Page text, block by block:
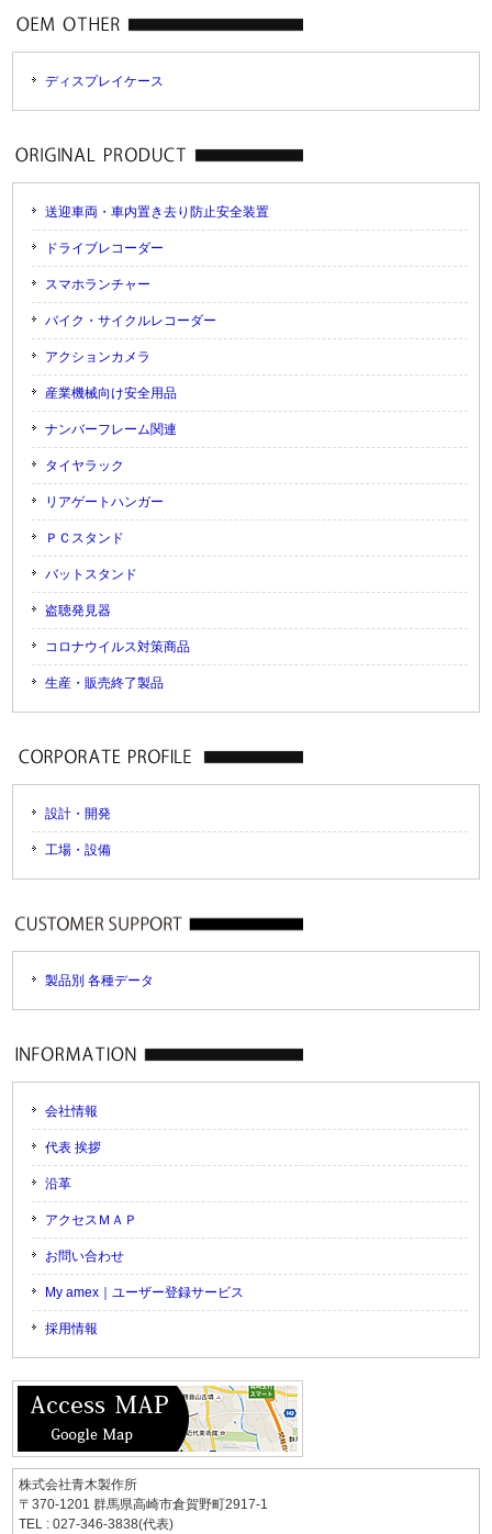
ディスプレイケース
送迎車両・車内置き去り防止安全装置
ドライブレコーダー
スマホランチャー
バイク・サイクルレコーダー
アクションカメラ
産業機械向け安全用品
ナンバーフレーム関連
タイヤラック
リアゲートハンガー
ＰＣスタンド
バットスタンド
盗聴発見器
コロナウイルス対策商品
生産・販売終了製品
設計・開発
工場・設備
製品別 各種データ
会社情報
代表 挨拶
沿革
アクセスＭＡＰ
お問い合わせ
My amex｜ユーザー登録サービス
採用情報
株式会社青木製作所
〒370-1201 群馬県高崎市倉賀野町2917-1
TEL : 027-346-3838(代表)